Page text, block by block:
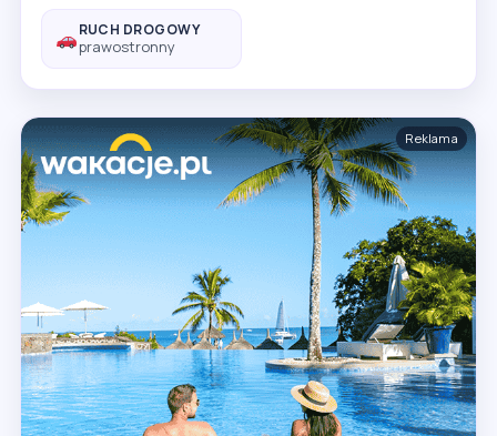
RUCH DROGOWY
prawostronny
Reklama